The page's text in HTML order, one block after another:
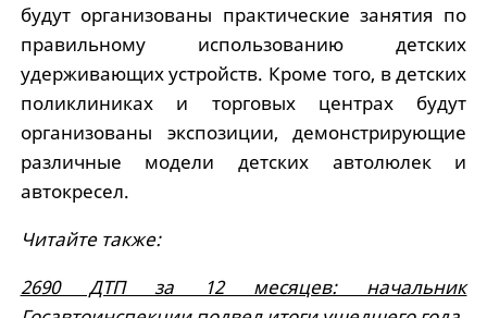
будут организованы практические занятия по
правильному использованию детских
удерживающих устройств. Кроме того, в детских
поликлиниках и торговых центрах будут
организованы экспозиции, демонстрирующие
различные модели детских автолюлек и
автокресел.
Читайте также:
2690 ДТП за 12 месяцев: начальник